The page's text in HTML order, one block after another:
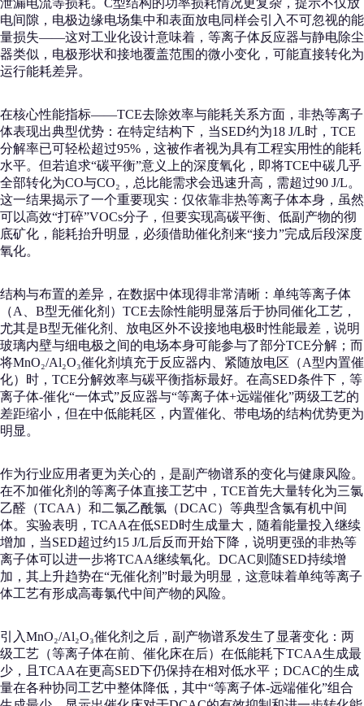
泄漏电流等损耗。C型结构的功率损耗情况更复杂，提示不仅放
电间隙，电极边缘电场集中和表面放电同样会引入不可忽视的能
量损失——这对工业化设计意味着，等离子体反应器与静电除尘
器类似，电极形状和接地覆盖范围的微小变化，可能直接转化为
运行能耗差异。
在核心性能指标——TCE去除效率与能耗关系方面，非热等离子
体表现出典型优势：在特定结构下，当SED约为18 J/L时，TCE
分解率已可轻松超过95%，这被作者视为具有工程实用性的能耗
水平。但若追求“碳平衡”意义上的深度氧化，即将TCE中碳几乎
全部转化为CO与CO₂，总比能需求会迅速升高，需超过90 J/L。
这一结果揭示了一个重要现实：仅依靠非热等离子体本身，虽然
可以高效“打碎”VOCs分子，但要实现高碳平衡、低副产物的彻
底矿化，能耗抬升明显，必须借助催化剂来“接力”完成后段深度
氧化。
结构与布置的差异，在数据中体现得非常清晰：单纯等离子体
（A、B型无催化剂）TCE去除性能明显落后于协同催化工艺，
尤其是B型无催化剂、放电区外不设接地电极时性能最差，说明
玻璃内壁与细电极之间的电场本身可能参与了部分TCE分解；而
将MnO₂/Al₂O₃催化剂填充于反应器内、紧随放电区（A型内置催
化）时，TCE分解效率与碳平衡指标最好。在高SED条件下，等
离子体-催化“一体式”反应器与“等离子体+远端催化”两级工艺的
差距缩小，但在中低能耗区，内置催化、带电场的结构优势更为
明显。
作为行业应用者更为关心的，是副产物谱系的变化与健康风险。
在不加催化剂的等离子体直接工艺中，TCE首先大量转化为三氯
乙醛（TCAA）和二氯乙酰氯（DCAC）等典型含氯有机中间
体。实验表明，TCAA在低SED时生成量大，随着能量投入继续
增加，当SED超过约15 J/L后反而开始下降，说明更强的非热等
离子体可以进一步将TCAA继续氧化。DCAC则随SED持续增
加，其上升趋势在“无催化剂”时最为明显，这意味着单纯等离子
体工艺有形成高毒氯代中间产物的风险。
引入MnO₂/Al₂O₃催化剂之后，副产物谱系发生了显著变化：两
级工艺（等离子体在前、催化床在后）在低能耗下TCAA生成最
少，且TCAA在更高SED下仍保持在相对低水平；DCAC的生成
量在各种协同工艺中整体降低，其中“等离子体-远端催化”组合